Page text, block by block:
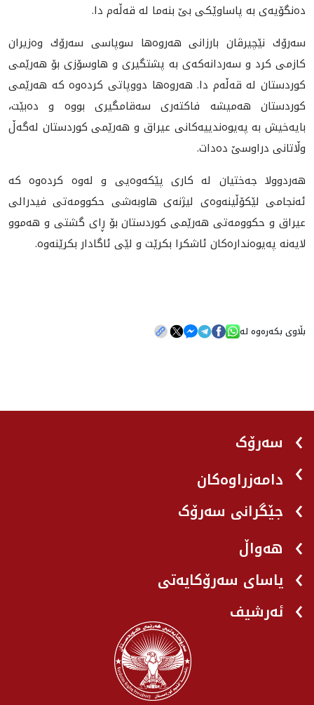
ده‌نگۆيه‌ى به‌ پاساوێكى بێ بنه‌ما له‌ قه‌ڵه‌م دا.
سه‌رۆك نێچيرڤان بارزانى هه‌روه‌ها سوپاسى سه‌رۆك وه‌زيران
كازمى كرد و سه‌ردانه‌كه‌ى به‌ پشتگيرى و هاوسۆزى بۆ هه‌رێمى
كوردستان له‌ قه‌ڵه‌م دا. هه‌روه‌ها دووپاتى كرده‌وه‌ كه‌ هه‌رێمى
كوردستان هه‌ميشه‌ فاكته‌رى سه‌قامگيرى بووه‌ و ده‌بێت،
بايه‌خيش به‌ په‌يوه‌ندييه‌كانى عيراق و هه‌رێمى كوردستان له‌گه‌ڵ
وڵاتانى دراوسێ ده‌دات.
هه‌ردوولا جه‌ختيان له‌ كارى پێكه‌وه‌يى و له‌وه‌ كرده‌وه‌ كه‌
ئه‌نجامى لێكۆڵينه‌وه‌ى ليژنه‌ى هاوبه‌شى حكوومه‌تى فيدرالى
عيراق و حكوومه‌تى هه‌رێمى كوردستان بۆ ڕاى گشتى و هه‌موو
لایه‌نه‌ په‌یوه‌نداره‌کان ئاشكرا بكرێت و لێى ئاگادار بكرێنه‌وه‌.
بڵاوی بکەرەوە لە
سەرۆک
دامەزراوەکان
جێگرانی سه‌رۆک
هه‌واڵ
یاسای سەرۆکایەتی
ئەرشیف